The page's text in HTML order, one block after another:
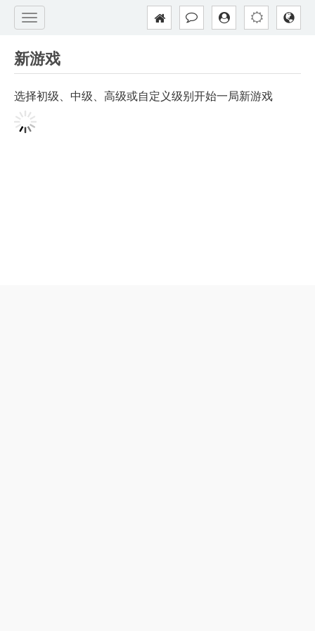
新游戏
选择初级、中级、高级或自定义级别开始一局新游戏